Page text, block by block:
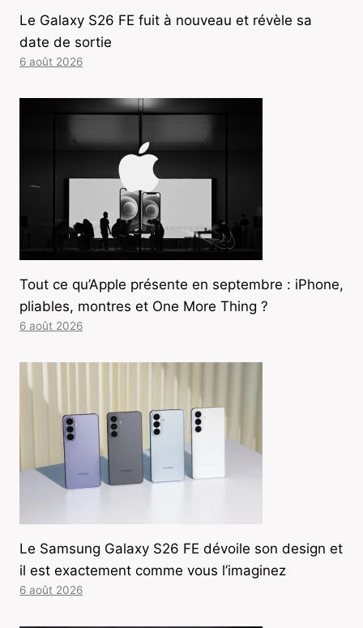
Le Galaxy S26 FE fuit à nouveau et révèle sa
date de sortie
6 août 2026
Tout ce qu’Apple présente en septembre : iPhone,
pliables, montres et One More Thing ?
6 août 2026
Le Samsung Galaxy S26 FE dévoile son design et
il est exactement comme vous l’imaginez
6 août 2026